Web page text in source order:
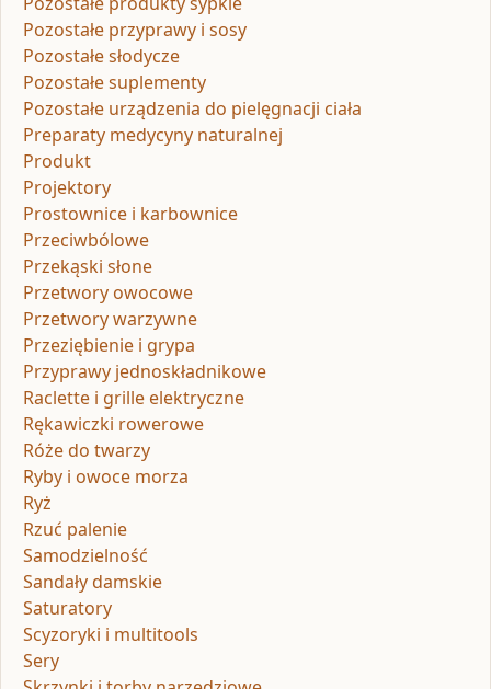
Pozostałe przyprawy i sosy
Pozostałe słodycze
Pozostałe suplementy
Pozostałe urządzenia do pielęgnacji ciała
Preparaty medycyny naturalnej
Produkt
Projektory
Prostownice i karbownice
Przeciwbólowe
Przekąski słone
Przetwory owocowe
Przetwory warzywne
Przeziębienie i grypa
Przyprawy jednoskładnikowe
Raclette i grille elektryczne
Rękawiczki rowerowe
Róże do twarzy
Ryby i owoce morza
Ryż
Rzuć palenie
Samodzielność
Sandały damskie
Saturatory
Scyzoryki i multitools
Sery